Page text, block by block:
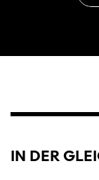
IN DER